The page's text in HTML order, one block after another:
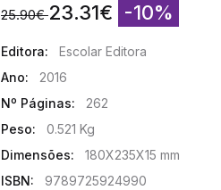
25.90€ 23.31€ -10%
Editora:
Escolar Editora
Ano:
2016
Nº Páginas:
262
Peso:
0.521 Kg
Dimensões:
180X235X15 mm
ISBN:
9789725924990